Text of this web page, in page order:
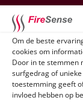
Om de beste
cookies om
Door in te stemmen
surfgedrag of
toestemming geeft
invloed hebben op
Heb je niet
of ontvang